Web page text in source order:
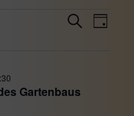
und
Suche
Tag
Gartenbaus